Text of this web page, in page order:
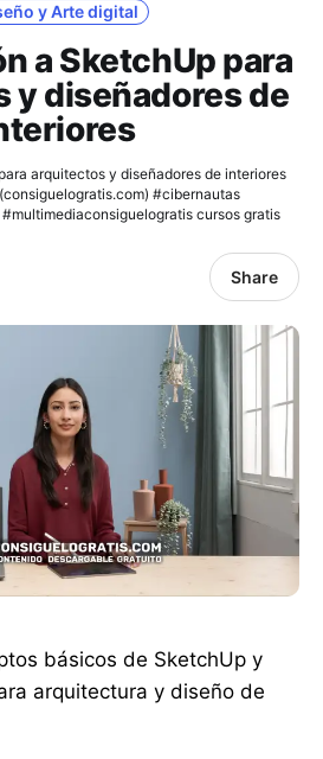
y Arte digital
a SketchUp para
y diseñadores de
arquitectos y diseñadores de interiores
#cibernautas
cursos gratis
Share
básicos de SketchUp y
arquitectura y diseño de